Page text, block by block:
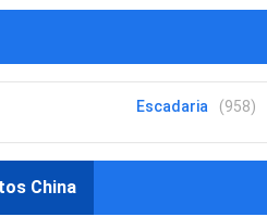
Escadaria (958)
China